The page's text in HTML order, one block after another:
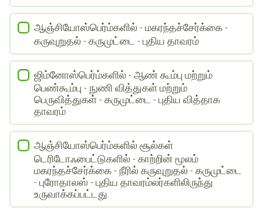
ஆஞ்சியோஸ்பெர்ம்களில் - மகரந்தச்சேர்க்கை -
கருவுறுதல் - கருமுட்டை - புதிய தாவரம்
ஜிம்னோஸ்பெர்ம்களில் - ஆண் கூம்பு மற்றும்
பெண்கூம்பு - நுணி வித்துகள் மற்றும்
பெருவித்துகள் - கருமுட்டை - புதிய வித்தாக
தாவரம்
ஆஞ்சியோஸ்பெர்ம்களில் சூல்கள்
டெரிடோஃபைட்டுகளில் - காற்றின் மூலம்
மகரந்தச்சேர்க்கை - நீரில் கருவுறுதல் - கருமுட்டை
- புரோதாலஸ் - புதிய தாவரம்லர்களிலிருந்து
உருவாக்கப்பட்டது.